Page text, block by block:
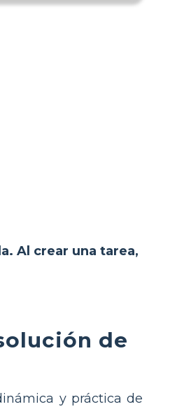
Al crear una tarea,
de
y práctica de